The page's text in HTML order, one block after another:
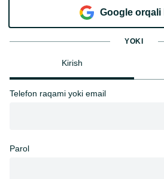
Goo​g​le orqali
YOKI
Kirish
Telefon raqami yoki email
Parol